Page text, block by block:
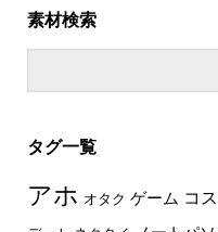
素材検索
タグ一覧
アホ オタク ゲーム コ